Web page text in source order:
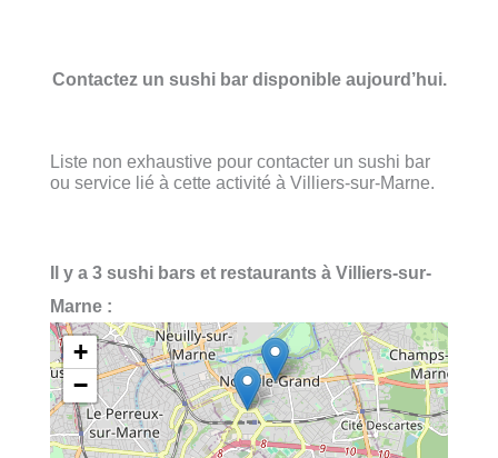
Contactez un sushi bar disponible aujourd’hui.
Liste non exhaustive pour contacter un sushi bar
ou service lié à cette activité à Villiers-sur-Marne.
Il y a 3 sushi bars et restaurants à Villiers-sur-
Marne :
+
−